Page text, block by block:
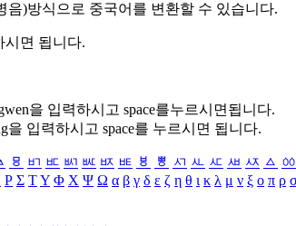
음)방식으로 중국어를 변환할 수 있습니다.
시면 됩니다.
을 입력하시고 space를누르시면됩니다.
을 입력하시고 space를 누르시면 됩니다.
ㅱ ㅲ ㅳ ㅴ ㅵ ㅶ ㅷ ㅸ ㅹ ㅺ ㅻ ㅼ ㅽ ㅾ ㅿ ㆀ
Ρ Σ ΤΥ Φ Χ Ψ Ω α β γ δ ε ζ η θ ι κ λ μ ν ξ ο π ρ